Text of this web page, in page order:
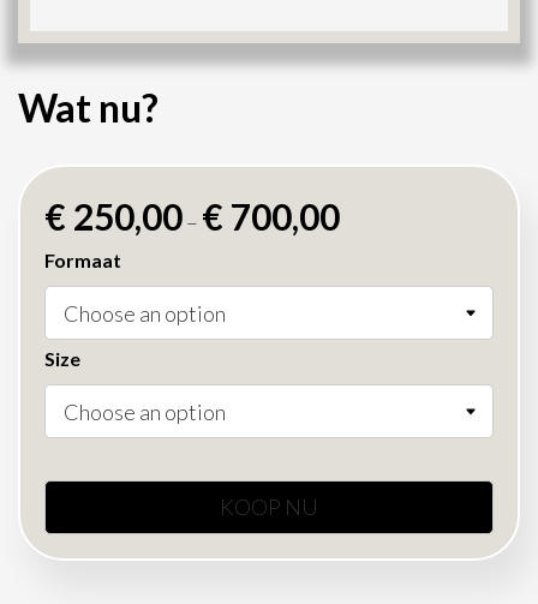
Wat nu?
€ 250,00– € 700,00
Formaat
Size
KOOP NU